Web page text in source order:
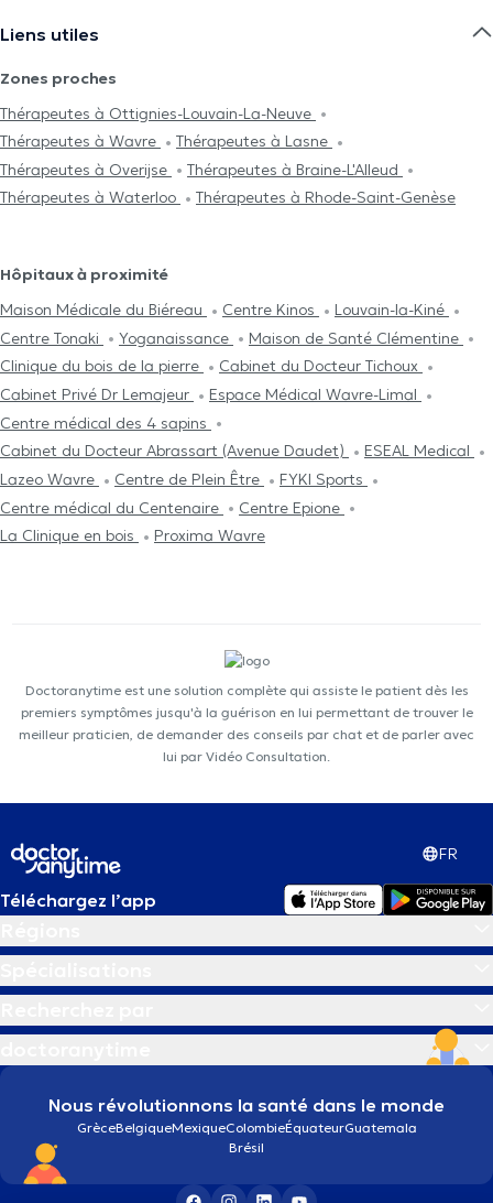
Liens utiles
Zones proches
Thérapeutes à Ottignies-Louvain-La-Neuve
Thérapeutes à Wavre
Thérapeutes à Lasne
Thérapeutes à Overijse
Thérapeutes à Braine-L'Alleud
Thérapeutes à Waterloo
Thérapeutes à Rhode-Saint-Genèse
Hôpitaux à proximité
Maison Médicale du Biéreau
Centre Kinos
Louvain-la-Kiné
Centre Tonaki
Yoganaissance
Maison de Santé Clémentine
Clinique du bois de la pierre
Cabinet du Docteur Tichoux
Cabinet Privé Dr Lemajeur
Espace Médical Wavre-Limal
Centre médical des 4 sapins
Cabinet du Docteur Abrassart (Avenue Daudet)
ESEAL Medical
Lazeo Wavre
Centre de Plein Être
FYKI Sports
Centre médical du Centenaire
Centre Epione
La Clinique en bois
Proxima Wavre
Doctoranytime est une solution complète qui assiste le patient dès les
premiers symptômes jusqu'à la guérison en lui permettant de trouver le
meilleur praticien, de demander des conseils par chat et de parler avec
lui par Vidéo Consultation.
FR
Téléchargez l’app
Nous révolutionnons la santé dans le monde
GrèceBelgiqueMexiqueColombieÉquateurGuatemala
Brésil